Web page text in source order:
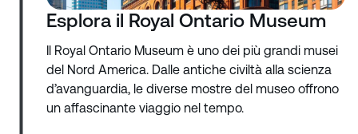
Esplora il Royal Ontario Museum
Il Royal Ontario Museum è uno dei più grandi musei
del Nord America. Dalle antiche civiltà alla scienza
d’avanguardia, le diverse mostre del museo offrono
un affascinante viaggio nel tempo.